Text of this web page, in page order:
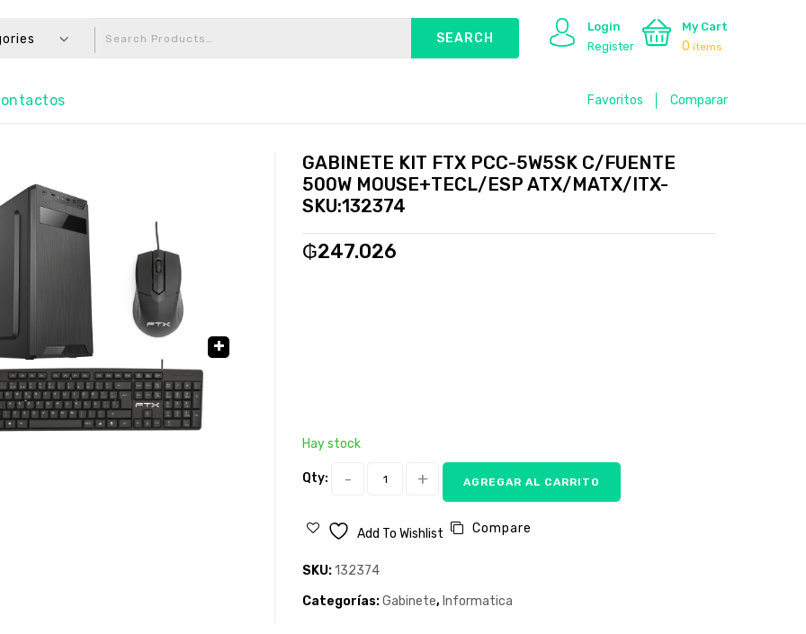
Login
Register
My Cart
0 items
Favoritos Comparar
GABINETE KIT FTX PCC-5W5SK C/FUENTE
500W MOUSE+TECL/ESP ATX/MATX/ITX-
SKU:132374
₲247.026
Hay stock
Qty: AGREGAR AL CARRITO
Add To Wishlist Compare
SKU:132374
Categorías:Gabinete, Informatica